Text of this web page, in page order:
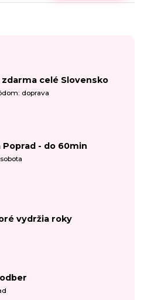
zdarma celé Slovensko
doprava
Poprad - do 60min
vydržia roky